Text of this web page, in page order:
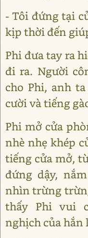
- Tôi đứng tại
kịp thời đến
Phi đưa tay ra
đi ra. Người
cho Phi, anh
cười và tiếng
Phi mở cửa
nhè nhẹ khép
tiếng cửa mở,
đứng dậy,
nhìn trừng
thấy Phi vui
nghịch của hắn